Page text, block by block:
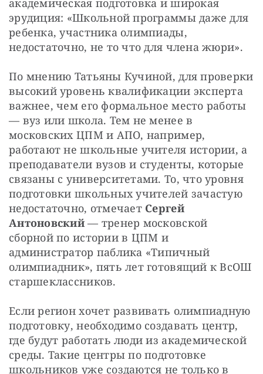
академическая подготовка и широкая
эрудиция: «Школьной программы даже для
ребенка, участника олимпиады,
недостаточно, не то что для члена жюри».
По мнению Татьяны Кучиной, для проверки
высокий уровень квалификации эксперта
важнее, чем его формальное место работы
— вуз или школа. Тем не менее в
московских ЦПМ и АПО, например,
работают не школьные учителя истории, а
преподаватели вузов и студенты, которые
связаны с университетами. То, что уровня
подготовки школьных учителей зачастую
недостаточно, отмечает Сергей
Антоновский — тренер московской
сборной по истории в ЦПМ и
администратор паблика «Типичный
олимпиадник», пять лет готовящий к ВсОШ
старшеклассников.
Если регион хочет развивать олимпиадную
подготовку, необходимо создавать центр,
где будут работать люди из академической
среды. Такие центры по подготовке
школьников уже создаются не только в